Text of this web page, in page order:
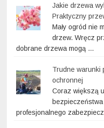
Jakie drzewa
Praktyczny
Mały ogród nie
drzew. Wręcz
dobrane drzewa mogą …
Trudne warunki
ochronnej
Coraz większą
profesjonalnego